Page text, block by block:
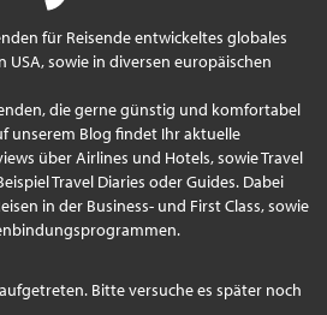
für Reisende entwickeltes globales
USA, sowie in diversen europäischen
die gerne günstig und komfortabel
unserem Blog findet Ihr aktuelle
über Airlines und Hotels, sowie Travel
Travel Diaries oder Guides. Dabei
in der Business- und First Class, sowie
Bitte versuche es später noch